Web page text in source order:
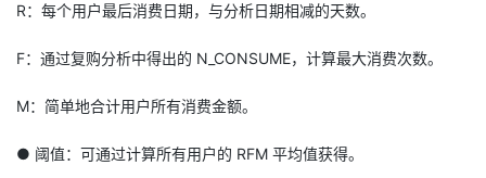
R：每个用户最后消费日期，与分析日期相减的天数。
F：通过复购分析中得出的 N_CONSUME，计算最大消费次数。
M：简单地合计用户所有消费金额。
● 阈值：可通过计算所有用户的 RFM 平均值获得。